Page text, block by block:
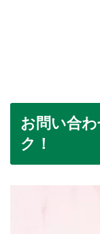
お問い合
ク！